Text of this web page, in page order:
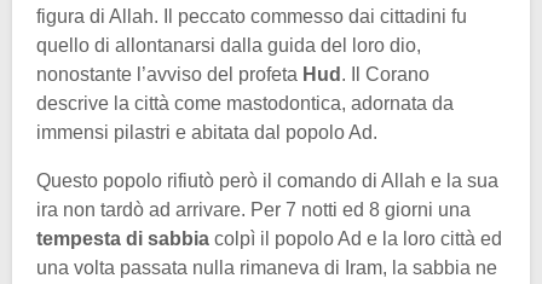
figura di Allah. Il peccato commesso dai cittadini fu
quello di allontanarsi dalla guida del loro dio,
nonostante l’avviso del profeta Hud . Il Corano
descrive la città come mastodontica, adornata da
immensi pilastri e abitata dal popolo Ad.
Questo popolo rifiutò però il comando di Allah e la sua
ira non tardò ad arrivare. Per 7 notti ed 8 giorni una
tempesta di sabbia colpì il popolo Ad e la loro città ed
una volta passata nulla rimaneva di Iram, la sabbia ne